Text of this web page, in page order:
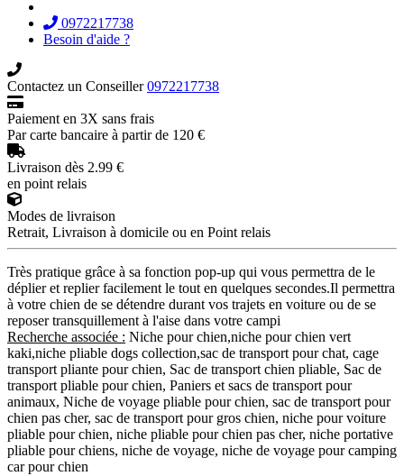
0972217738
Besoin d'aide ?
Contactez un Conseiller0972217738
Paiement en 3X sans frais
Par carte bancaire à partir de 120 €
Livraison dès 2.99 €
en point relais
Modes de livraison
Retrait, Livraison à domicile ou en Point relais
Très pratique grâce à sa fonction pop-up qui vous permettra de le
déplier et replier facilement le tout en quelques secondes.Il permettra
à votre chien de se détendre durant vos trajets en voiture ou de se
reposer transquillement à l'aise dans votre campi
Recherche associée : Niche pour chien,niche pour chien vert
kaki,niche pliable dogs collection,sac de transport pour chat, cage
transport pliante pour chien, Sac de transport chien pliable, Sac de
transport pliable pour chien, Paniers et sacs de transport pour
animaux, Niche de voyage pliable pour chien, sac de transport pour
chien pas cher, sac de transport pour gros chien, niche pour voiture
pliable pour chien, niche pliable pour chien pas cher, niche portative
pliable pour chiens, niche de voyage, niche de voyage pour camping
car pour chien